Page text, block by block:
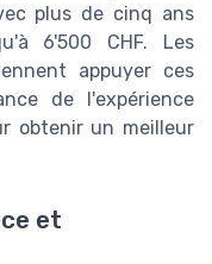
plus de cinq ans
6'500 CHF. Les
appuyer ces
de l'expérience
obtenir un meilleur
et